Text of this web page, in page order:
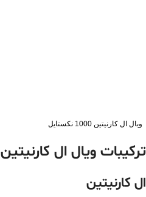
ویال ال کارنیتین 1000 نکستایل
ترکیبات ویال ال کارنیتین 1000 نکستایل
ال کارنیتین